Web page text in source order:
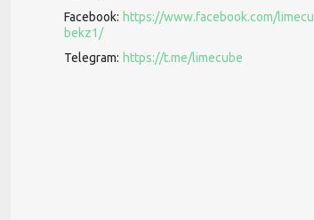
Facebook https://www.facebook.com/limecu
bekz1/
Telegram
https://t.me/limecube